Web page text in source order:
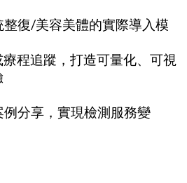
整復/美容美體的實際導入模
程追蹤，打造可量化、可視
例分享，實現檢測服務變